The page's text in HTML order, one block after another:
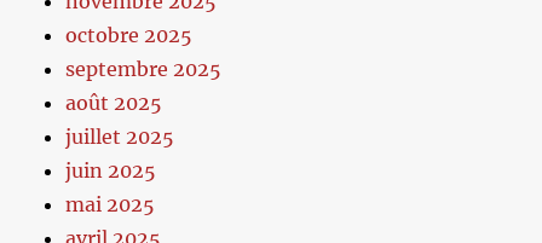
octobre 2025
septembre 2025
août 2025
juillet 2025
juin 2025
mai 2025
avril 2025